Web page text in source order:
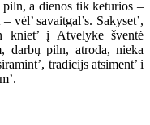
a dienos tik keturios –
savaitgal’s. Sakyset’,
kniet’ į Atvelyke šventė
darbų piln, atroda, nieka
tradicijs atsiment’ i